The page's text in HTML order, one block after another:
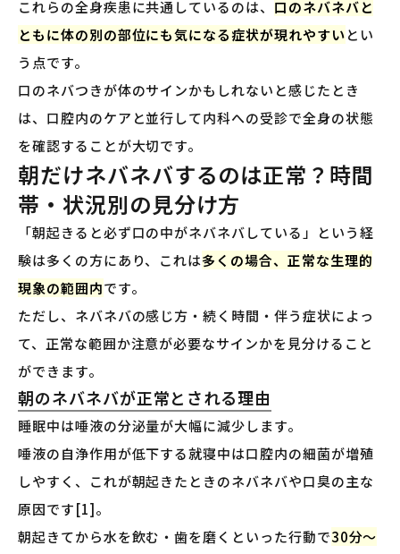
これらの全身疾患に共通しているのは、 口のネバネバと
ともに体の別の部位にも気になる症状が現れやすいとい
う点です。
口のネバつきが体のサインかもしれないと感じたとき
は、口腔内のケアと並行して内科への受診で全身の状態
を確認することが大切です。
朝だけネバネバするのは正常？時間
帯・状況別の見分け方
「朝起きると必ず口の中がネバネバしている」という経
験は多くの方にあり、これは多くの場合、正常な生理的
現象の範囲内です。
ただし、ネバネバの感じ方・続く時間・伴う症状によっ
て、正常な範囲か注意が必要なサインかを見分けること
ができます。
朝のネバネバが正常とされる理由
睡眠中は唾液の分泌量が大幅に減少します。
唾液の自浄作用が低下する就寝中は口腔内の細菌が増殖
しやすく、これが朝起きたときのネバネバや口臭の主な
原因です[1]。
朝起きてから水を飲む・歯を磨くといった行動で30分〜